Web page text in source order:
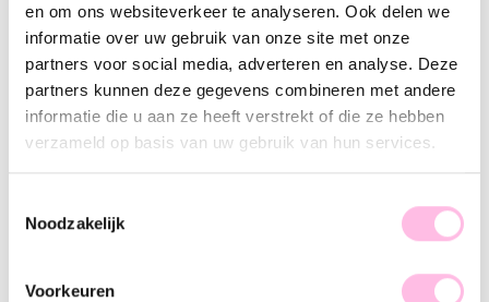
en om ons websiteverkeer te analyseren. Ook delen we
informatie over uw gebruik van onze site met onze
partners voor social media, adverteren en analyse. Deze
partners kunnen deze gegevens combineren met andere
informatie die u aan ze heeft verstrekt of die ze hebben
verzameld op basis van uw gebruik van hun services.
Noodzakelijk
Voorkeuren
Let's upgrade your XL bead necklace with this cool charm. The charm is made of stainless
steel and can be attached to the round clasp of the necklace. Mix and match with our other
XL pendants and create your own neck party!
Material: Stainless Steel
Size: 6cm
Please note: the charm can only be attached to the round clasp of the XL bead necklaces